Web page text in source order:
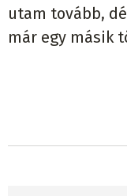
utam tovább,
már egy másik